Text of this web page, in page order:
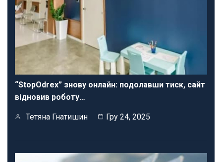
“StopOdrex” знову онлайн: подолавши тиск, сайт
відновив роботу…
Тетяна Гнатишин Гру 24, 2025